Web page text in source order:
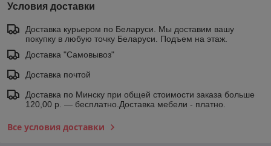
Условия доставки
Доставка курьером по Беларуси. Мы доставим вашу
покупку в любую точку Беларуси. Подъем на этаж.
Доставка "Самовывоз"
Доставка почтой
Доставка по Минску при общей стоимости заказа больше
120,00 р. — бесплатно.Доставка мебели - платно.
Все условия доставки